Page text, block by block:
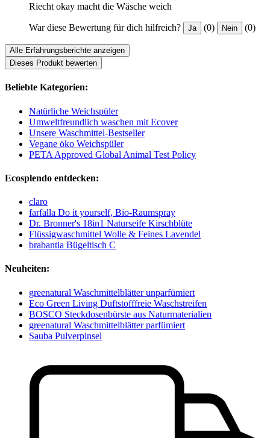
Riecht okay macht die Wäsche weich
War diese Bewertung für dich hilfreich? Ja (0) Nein (0)
Alle Erfahrungsberichte anzeigen
Dieses Produkt bewerten
Beliebte Kategorien:
Natürliche Weichspüler
Umweltfreundlich waschen mit Ecover
Unsere Waschmittel-Bestseller
Vegane öko Weichspüler
PETA Approved Global Animal Test Policy
Ecosplendo entdecken:
claro
farfalla Do it yourself, Bio-Raumspray
Dr. Bronner's 18in1 Naturseife Kirschblüte
Flüssigwaschmittel Wolle & Feines Lavendel
brabantia Bügeltisch C
Neuheiten:
greenatural Waschmittelblätter unparfümiert
Eco Green Living Duftstofffreie Waschstreifen
BOSCO Steckdosenbürste aus Naturmaterialien
greenatural Waschmittelblätter parfümiert
Sauba Pulverpinsel